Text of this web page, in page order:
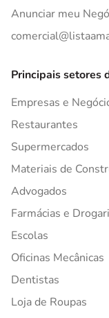
Anunciar meu
Principais setores
Empresas e
Restaurantes
Supermercados
Materiais de
Advogados
Farmácias e
Escolas
Oficinas Mecânicas
Dentistas
Loja de Roupas